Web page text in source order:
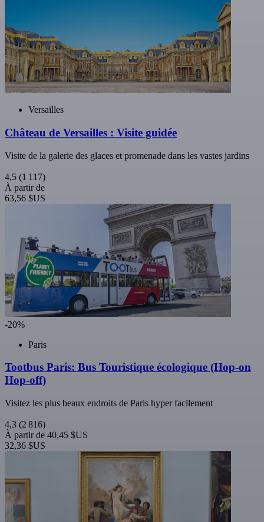
Versailles
Château de Versailles : Visite guidée
Visite de la galerie des glaces et promenade dans les vastes jardins
4,5 (1 117)
À partir de
63,56 $US
-20%
Paris
Tootbus Paris: Bus Touristique écologique (Hop-on
Hop-off)
Visitez les plus beaux endroits de Paris hyper facilement
4,3 (2 816)
À partir de 40,45 $US
32,36 $US